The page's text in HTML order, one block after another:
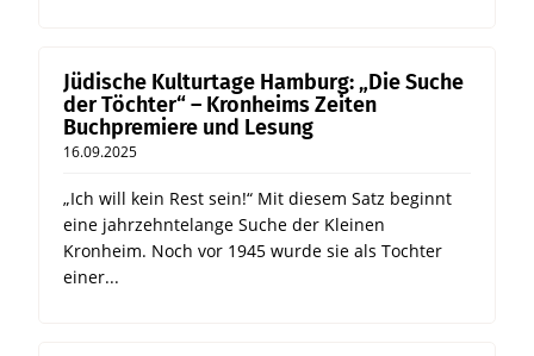
Jüdische Kulturtage Hamburg: „Die Suche
der Töchter“ – Kronheims Zeiten
Buchpremiere und Lesung
16.09.2025
„Ich will kein Rest sein!“ Mit diesem Satz beginnt
eine jahrzehntelange Suche der Kleinen
Kronheim. Noch vor 1945 wurde sie als Tochter
einer...